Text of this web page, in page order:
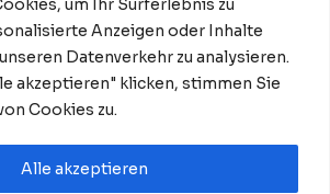
Anzeigen oder Inhalte
Datenverkehr zu analysieren.
akzeptieren" klicken, stimmen Sie
Cookies zu.
Alle akzeptieren
Impressum Startseite